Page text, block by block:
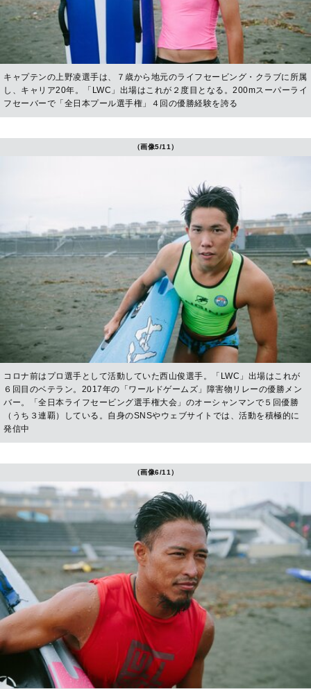
キャプテンの上野凌選手は、７歳から地元のライフセービング・クラブに所属
し、キャリア20年。「LWC」出場はこれが２度目となる。200mスーパーライ
フセーバーで「全日本プール選手権」４回の優勝経験を誇る
（画像5/11）
コロナ前はプロ選手として活動していた西山俊選手。「LWC」出場はこれが
６回目のベテラン。2017年の「ワールドゲームズ」障害物リレーの優勝メン
バー。「全日本ライフセービング選手権大会」のオーシャンマンで５回優勝
（うち３連覇）している。自身のSNSやウェブサイトでは、活動を積極的に
発信中
（画像6/11）